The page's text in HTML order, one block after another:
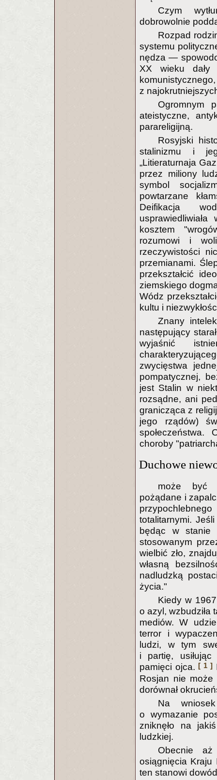
Czym
dobrowolnie
Rozpad
systemu
nędza —
XX wieku dały
z
Ogromnym
ateistyczne,
parareligijną.
Rosyjski
stalinizmu i
„Litieraturnaja
przez miliony
symbol
powtarzane
Deifikacja
kosztem
rozumowi i
rzeczywistości
przemianami.
przekształcić
ziemskiego
Wódz
kultu i
Znany
następujący
wyjaśnić
zwycięstwa
pompatycznej,
jest Stalin w
rozsądne, ani
granicząca z
jego rządów)
choroby
Duchowe
może być
pożądane i
totalitarnymi.
będąc w stanie
stosowanym
wielbić zło,
własną
nadludzką
życia."
Kiedy w
o azyl, wzbudziła
mediów. W
terror i
ludzi, w tym
i partię, usiłując
pamięci ojca. [ 1 ]
Rosjan nie może
dorównał
Na
o wymazanie
zniknęło na
ludzkiej.
Obecnie
osiągnięcia Kraju
ten stanowi